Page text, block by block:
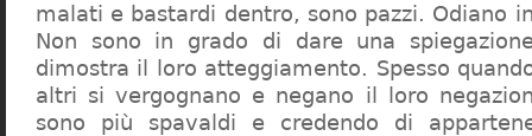
malati e bastardi dentro, sono pazzi. Odiano
Non sono in grado di dare una
dimostra il loro atteggiamento. Spesso
altri si vergognano e negano il loro
sono più spavaldi e credendo di